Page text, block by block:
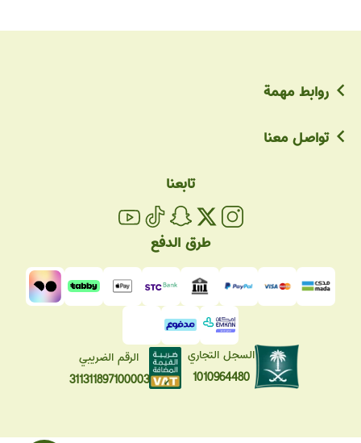
روابط مهمة
تواصل معنا
تابعنا
طرق الدفع
السجل التجاري
1010964480
الرقم الضريبي
311311897100003